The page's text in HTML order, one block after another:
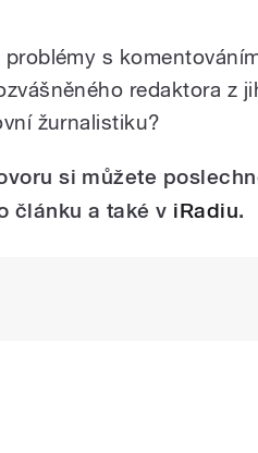
s
redaktora z
žurnalistiku?
si můžete
článku a také v iRadiu.